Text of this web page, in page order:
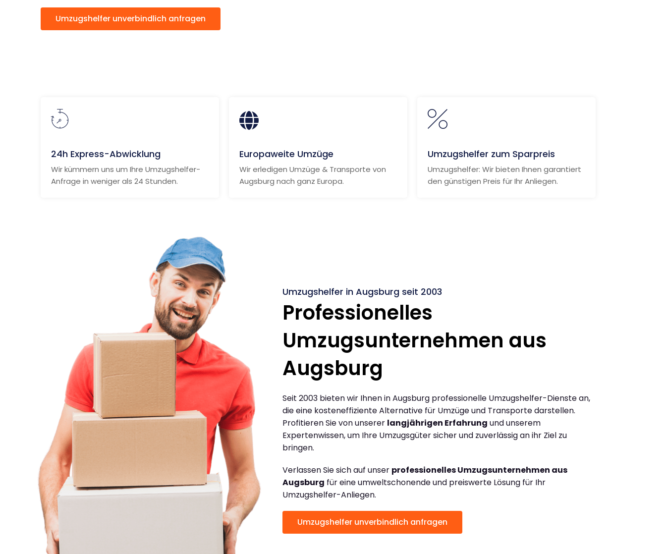
Umzugshelfer unverbindlich anfragen
24h Express-Abwicklung
Wir kümmern uns um Ihre Umzugshelfer-
Anfrage in weniger als 24 Stunden.
Europaweite Umzüge
Wir erledigen Umzüge & Transporte von
Augsburg nach ganz Europa.
Umzugshelfer zum Sparpreis
Umzugshelfer: Wir bieten Ihnen garantiert
den günstigen Preis für Ihr Anliegen.
Umzugshelfer in Augsburg seit 2003
Professionelles
Umzugsunternehmen aus
Augsburg
Seit 2003 bieten wir Ihnen in Augsburg professionelle Umzugshelfer-Dienste an,
die eine kosteneffiziente Alternative für Umzüge und Transporte darstellen.
Profitieren Sie von unserer langjährigen Erfahrung und unserem
Expertenwissen, um Ihre Umzugsgüter sicher und zuverlässig an ihr Ziel zu
bringen.
Verlassen Sie sich auf unser professionelles Umzugsunternehmen aus
Augsburg für eine umweltschonende und preiswerte Lösung für Ihr
Umzugshelfer-Anliegen.
Umzugshelfer unverbindlich anfragen